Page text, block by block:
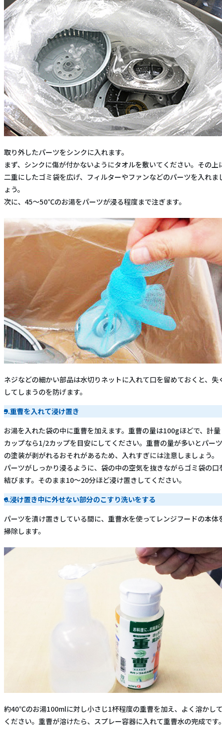
取り外したパーツをシンクに入れます。
まず、シンクに傷が付かないようにタオルを敷いてください。その上
二重にしたゴミ袋を広げ、フィルターやファンなどのパーツを入れま
ょう。
次に、45～50℃のお湯をパーツが浸る程度まで注ぎます。
ネジなどの細かい部品は水切りネットに入れて口を留めておくと、失
してしまうのを防げます。
5.重曹を入れて浸け置き
お湯を入れた袋の中に重曹を加えます。重曹の量は100gほどで、計量
カップなら1/2カップを目安にしてください。重曹の量が多いとパーツ
の塗装が剥がれるおそれがあるため、入れすぎには注意しましょう。
パーツがしっかり浸るように、袋の中の空気を抜きながらゴミ袋の口
結びます。そのまま10～20分ほど浸け置きしてください。
6.浸け置き中に外せない部分のこすり洗いをする
パーツを漬け置きしている間に、重曹水を使ってレンジフードの本体
掃除します。
約40℃のお湯100mlに対し小さじ1杯程度の重曹を加え、よく溶かし
ください。重曹が溶けたら、スプレー容器に入れて重曹水の完成です